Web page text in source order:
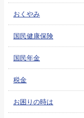
おくやみ
国民健康保険
国民年金
税金
お困りの時は